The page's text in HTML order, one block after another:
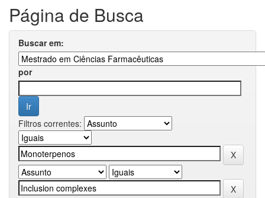
Página de Busca
Buscar em:
por
Filtros correntes: